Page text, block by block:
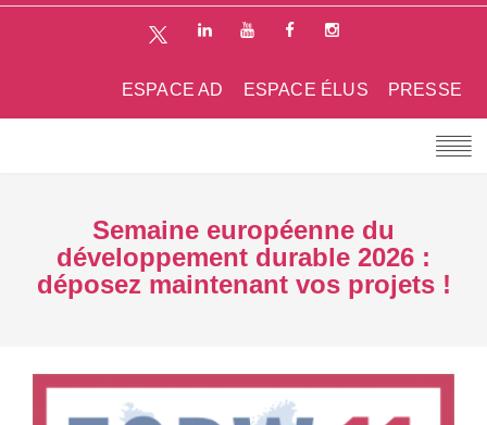
PRESSE
ESPACE ÉLUS
ESPACE AD
Semaine européenne du
développement durable 2026 :
déposez maintenant vos projets !